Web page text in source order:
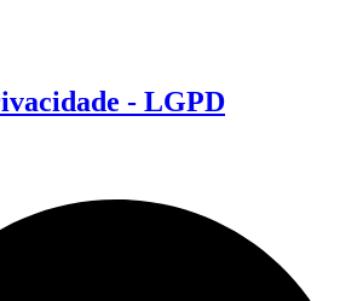
- LGPD